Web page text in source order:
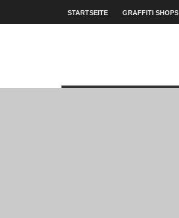
STARTSEITE GRAFFITI SHOPS